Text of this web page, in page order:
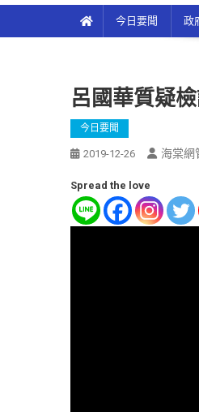
今日要聞 政
呂國華質疑
今日要聞
2019-12-26 海棠網
Spread the love